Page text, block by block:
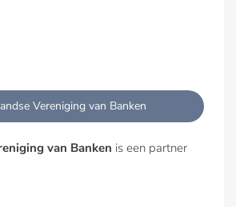
Vereniging van Banken
van Banken is een partner